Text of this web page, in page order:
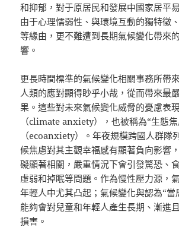
和抑郁，對于原居民和發展中國家居平
由于心理懦弱性、與環境互動的獨特徵
等緣由，更不難遭到長期氣候變化帶來
響。
更長時間標準的氣候變化相關事務所帶
人類的應對顯得眇乎小哉，從而帶來最
果。這些對未來氣候變化威脅的憂慮表
（climate anxiety），也被稱為“生態焦
（ecoanxiety）。年夜規模跨國人群隊
候焦慮對其主觀幸福感有顯著負向影響
礙顯著相關，嚴重情況下會引發驚恐、
虛弱和掉眠等問題。作為慢性壓力源，
年輕人中尤其凸起；氣候變化與認為“當
能夠會對兒童和年輕人產生長期、漸進
損害。